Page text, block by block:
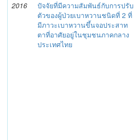
2016
ปัจจัยที่มีความสัมพันธ์กับการปรับ
ตัวของผู้ป่วยเบาหวานชนิดที่ 2 ที่
มีภาวะเบาหวานขึ้นจอประสาท
ตาที่อาศัยอยู่ในชุมชนภาคกลาง
ประเทศไทย